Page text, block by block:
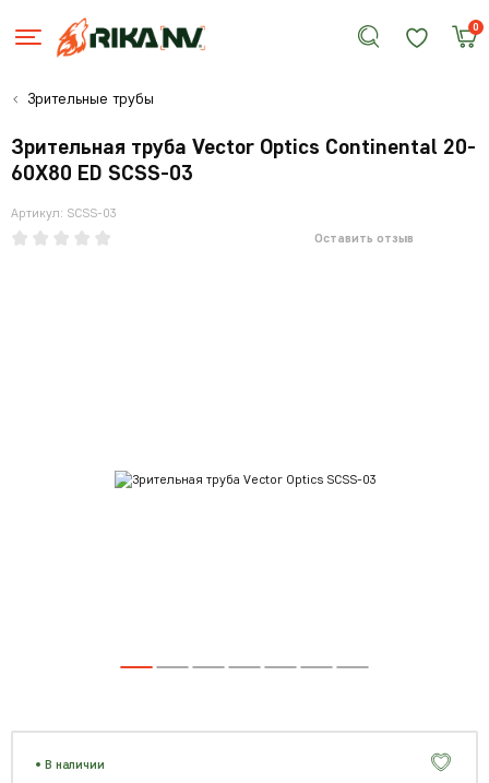
0
Зрительные трубы
Зрительная труба Vector Optics Continental 20-
60X80 ED SCSS-03
Артикул: SCSS-03
Оставить отзыв
В наличии